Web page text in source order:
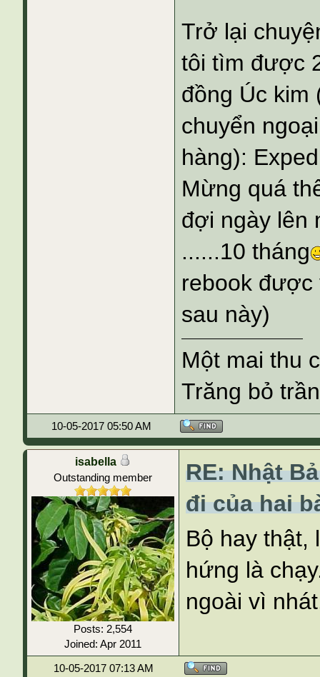
Trở lại
tôi tìm được
đồng Úc kim
chuyển
hàng):
Mừng quá
đợi ngày lên
......10 tháng
rebook được
sau này)
Một mai thu
Trăng bỏ
10-05-2017 05:50 AM
isabella
Outstanding member
Posts: 2,554
Joined: Apr 2011
RE: Nhật
đi của hai
Bộ hay thật,
hứng là
ngoài vì
10-05-2017 07:13 AM